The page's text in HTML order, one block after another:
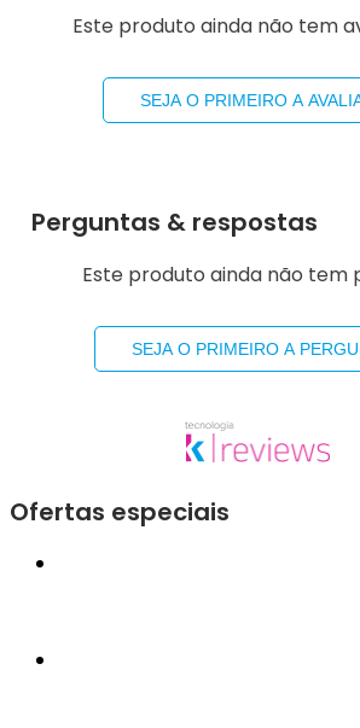
Este produto ainda não tem
SEJA O PRIMEIRO A
Perguntas & respostas
Este produto ainda não tem
SEJA O PRIMEIRO A
Ofertas especiais